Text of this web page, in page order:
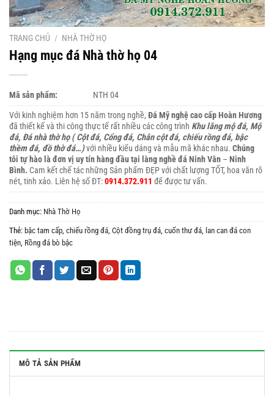
TRANG CHỦ / NHÀ THỜ HỌ
Hạng mục đá Nhà thờ họ 04
Mã sản phẩm:
NTH 04
Với kinh nghiệm hơn 15 năm trong nghề, Đá Mỹ nghệ cao cấp Hoàn Hương
đã thiết kế và thi công thực tế rất nhiều các công trình Khu lăng mộ đá, Mộ
đá, Đá nhà thờ họ ( Cột đá, Cổng đá, Chân cột đá, chiếu rồng đá, bậc
thềm đá, đồ thờ đá…)với nhiều kiểu dáng và mẫu mã khác nhau. Chúng
tôi tự hào là đơn vị uy tín hàng đầu tại làng nghề đá Ninh Vân – Ninh
Bình. Cam kết chế tác những Sản phẩm ĐẸP với chất lượng TỐT, hoa văn rõ
nét, tinh xảo. Liên hệ số ĐT:0914.372.911 để được tư vấn.
Danh mục: Nhà Thờ Họ
Thẻ: bậc tam cấp, chiếu rồng đá, Cột đồng trụ đá, cuốn thư đá, lan can đá con
tiện, Rồng đá bò bậc
MÔ TẢ SẢN PHẨM